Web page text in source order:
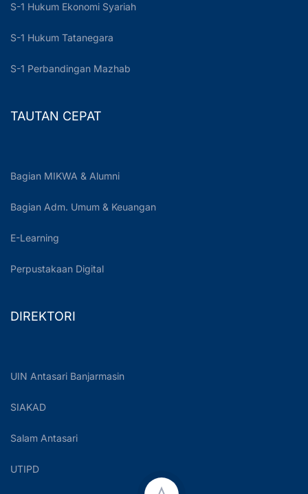
S-1 Hukum Ekonomi Syariah
S-1 Hukum Tatanegara
S-1 Perbandingan Mazhab
TAUTAN CEPAT
Bagian MIKWA & Alumni
Bagian Adm. Umum & Keuangan
E-Learning
Perpustakaan Digital
DIREKTORI
UIN Antasari Banjarmasin
SIAKAD
Salam Antasari
UTIPD